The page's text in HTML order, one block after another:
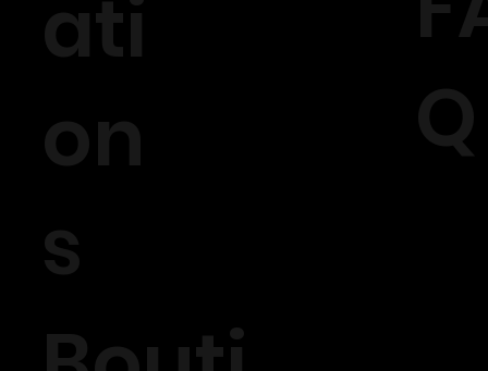
ati
on
s
Q